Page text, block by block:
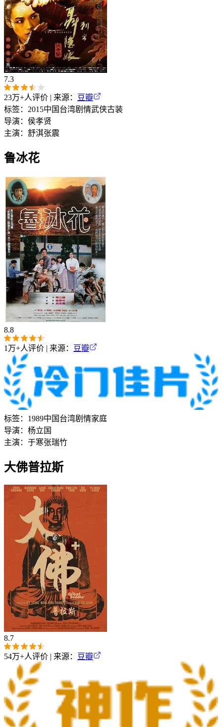
7.3
23万+人评价 | 来源：
豆瓣
标签： 2015中国台湾剧情武侠古装
导演： 侯孝贤
主演： 舒淇张震
鲁冰花
8.8
1万+人评价 | 来源： 豆瓣
标签： 1989中国台湾剧情家庭
导演： 杨立国
主演： 于寒张瑞竹
大佛普拉斯
8.7
54万+人评价 | 来源： 豆瓣